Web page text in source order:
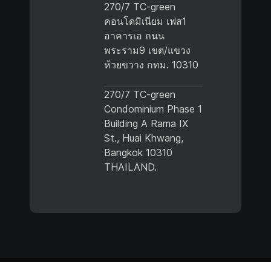
270/7 TC-green
คอนโดมิเนียม เฟส1
อาคารเอ ถนน
พระราม9 เขต/แขวง
ห้วยขวาง กทม. 10310
270/7 TC-green
Condominium Phase 1
Building A Rama IX
St., Huai Khwang,
Bangkok 10310
THAILAND.